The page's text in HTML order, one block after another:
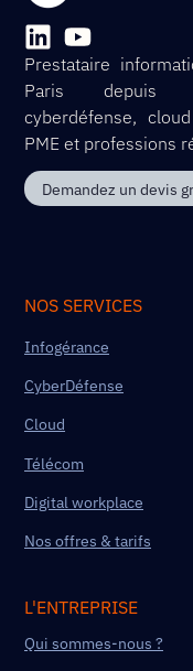
Prestataire
Paris depuis
cyberdéfense,
PME et professions
Demandez un devis
NOS SERVICES
Infogérance
CyberDéfense
Cloud
Télécom
Digital workplace
Nos offres & tarifs
L'ENTREPRISE
Qui sommes-nous ?